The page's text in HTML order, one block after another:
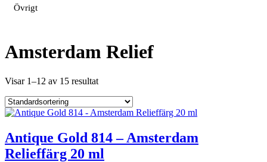
Övrigt
Amsterdam Relief
Visar 1–12 av 15 resultat
Antique Gold 814 – Amsterdam
Relieffärg 20 ml